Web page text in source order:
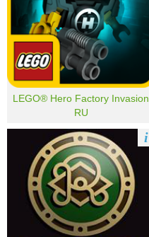
LEGO® Hero Factory Invasion
RU
i